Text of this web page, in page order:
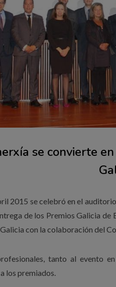
se convierte
2015 se celebró en el
de los Premios Galicia
con la colaboración del
tanto al evento
los premiados.